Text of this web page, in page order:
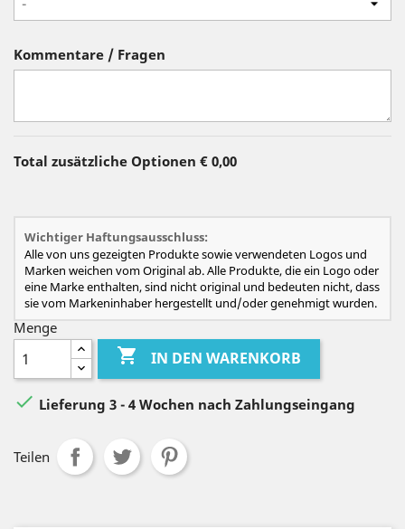
Kommentare / Fragen
Total zusätzliche Optionen € 0,00
Wichtiger Haftungsausschluss:
Alle von uns gezeigten Produkte sowie verwendeten Logos und
Marken weichen vom Original ab. Alle Produkte, die ein Logo oder
eine Marke enthalten, sind nicht original und bedeuten nicht, dass
sie vom Markeninhaber hergestellt und/oder genehmigt wurden.
Menge
 IN DEN WARENKORB
 Lieferung 3 - 4 Wochen nach Zahlungseingang
Teilen